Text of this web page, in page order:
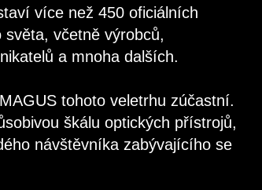
více než 450 oficiálních
včetně výrobců,
a mnoha dalších.
tohoto veletrhu zúčastní.
škálu optických přístrojů,
návštěvníka zabývajícího se